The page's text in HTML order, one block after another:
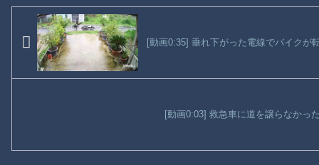
[動画0:35] 垂れ下がった電線でバイクが
[動画0:03] 救急車に道を譲らなかっ